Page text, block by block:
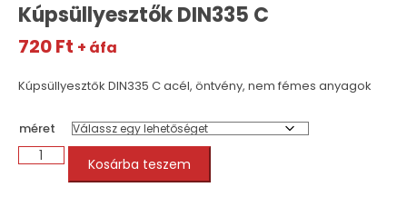
Kúpsüllyesztők DIN335 C
720Ft + áfa
Kúpsüllyesztők DIN335 C acél, öntvény, nem fémes anyagok
méret
Kosárba teszem